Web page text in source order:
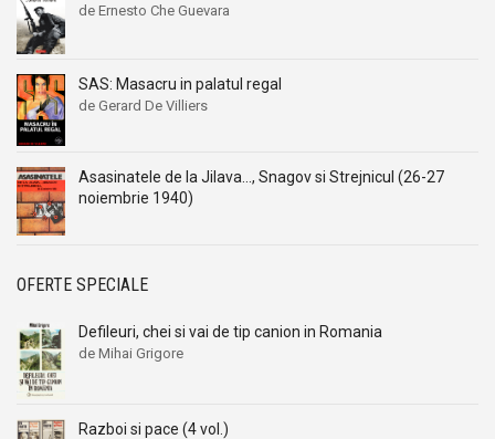
de Ernesto Che Guevara
SAS: Masacru in palatul regal
de Gerard De Villiers
Asasinatele de la Jilava..., Snagov si Strejnicul (26-27
noiembrie 1940)
OFERTE SPECIALE
Defileuri, chei si vai de tip canion in Romania
de Mihai Grigore
Razboi si pace (4 vol.)